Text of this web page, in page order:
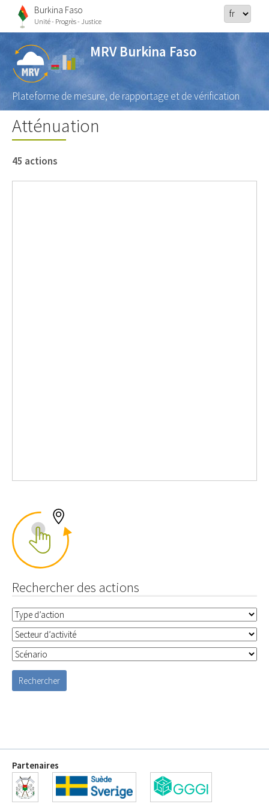
Burkina Faso
Unité - Progrès - Justice
MRV Burkina Faso
Plateforme de mesure, de rapportage et de vérification
Atténuation
45 actions
Rechercher des actions
Partenaires